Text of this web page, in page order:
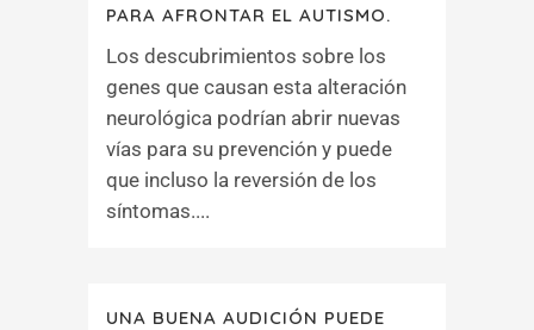
PARA AFRONTAR EL AUTISMO.
Los descubrimientos sobre los
genes que causan esta alteración
neurológica podrían abrir nuevas
vías para su prevención y puede
que incluso la reversión de los
síntomas....
UNA BUENA AUDICIÓN PUEDE